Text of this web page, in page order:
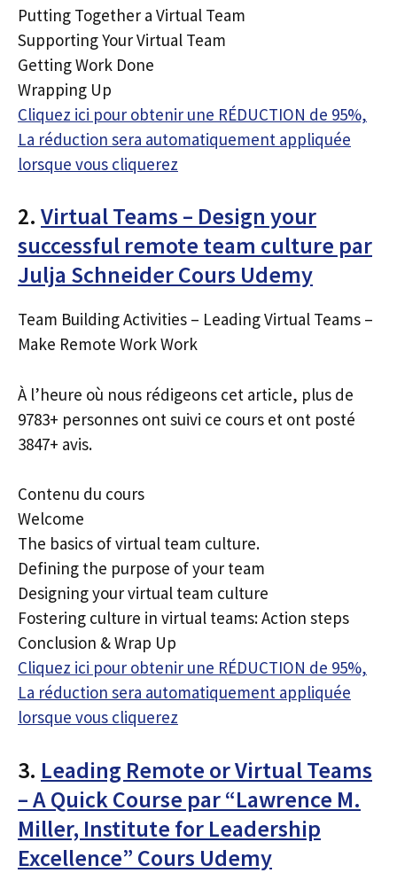
Putting Together a Virtual Team
Supporting Your Virtual Team
Getting Work Done
Wrapping Up
Cliquez ici pour obtenir une RÉDUCTION de 95%,
La réduction sera automatiquement appliquée
lorsque vous cliquerez
2. Virtual Teams – Design your
successful remote team culture par
Julja Schneider Cours Udemy
Team Building Activities – Leading Virtual Teams –
Make Remote Work Work
À l’heure où nous rédigeons cet article, plus de
9783+ personnes ont suivi ce cours et ont posté
3847+ avis.
Contenu du cours
Welcome
The basics of virtual team culture.
Defining the purpose of your team
Designing your virtual team culture
Fostering culture in virtual teams: Action steps
Conclusion & Wrap Up
Cliquez ici pour obtenir une RÉDUCTION de 95%,
La réduction sera automatiquement appliquée
lorsque vous cliquerez
3. Leading Remote or Virtual Teams
– A Quick Course par “Lawrence M.
Miller, Institute for Leadership
Excellence” Cours Udemy